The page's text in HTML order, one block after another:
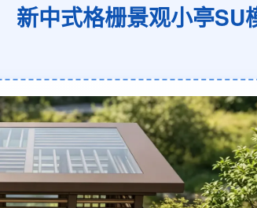
新中式格栅景观小亭SU